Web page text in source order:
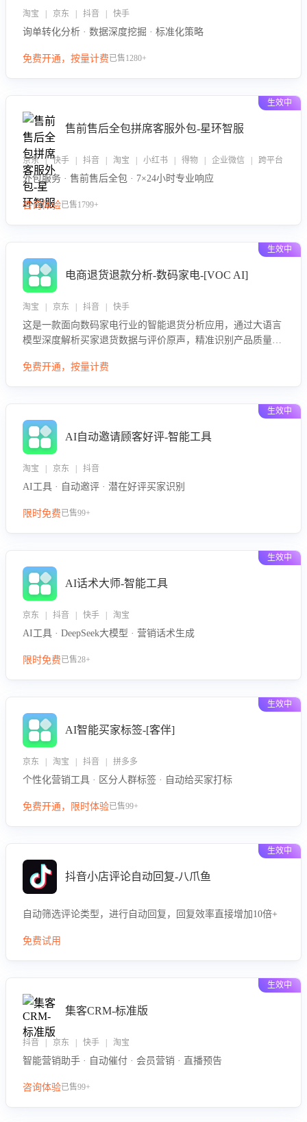
淘宝 | 京东 | 抖音 | 快手
询单转化分析 · 数据深度挖掘 · 标准化策略
免费开通，按量计费已售1280+
生效中
售前售后全包拼席客服外包-星环智服
京东 | 快手 | 抖音 | 淘宝 | 小红书 | 得物 | 企业微信 | 跨平台
外包服务 · 售前售后全包 · 7×24小时专业响应
咨询体验已售1799+
生效中
电商退货退款分析-数码家电-[VOC AI]
淘宝 | 京东 | 抖音 | 快手
这是一款面向数码家电行业的智能退货分析应用，通过大语言
模型深度解析买家退货数据与评价原声，精准识别产品质量、
议，通过挖掘用户痛点驱动产品迭代，从根本上降低退货率，
免费开通，按量计费
生效中
AI自动邀请顾客好评-智能工具
淘宝 | 京东 | 抖音
AI工具 · 自动邀评 · 潜在好评买家识别
限时免费已售99+
生效中
AI话术大师-智能工具
京东 | 抖音 | 快手 | 淘宝
AI工具 · DeepSeek大模型 · 营销话术生成
限时免费已售28+
生效中
AI智能买家标签-[客伴]
京东 | 淘宝 | 抖音 | 拼多多
个性化营销工具 · 区分人群标签 · 自动给买家打标
免费开通，限时体验已售99+
生效中
抖音小店评论自动回复-八爪鱼
自动筛选评论类型，进行自动回复，回复效率直接增加10倍+
免费试用
生效中
集客CRM-标准版
抖音 | 京东 | 快手 | 淘宝
智能营销助手 · 自动催付 · 会员营销 · 直播预告
咨询体验已售99+